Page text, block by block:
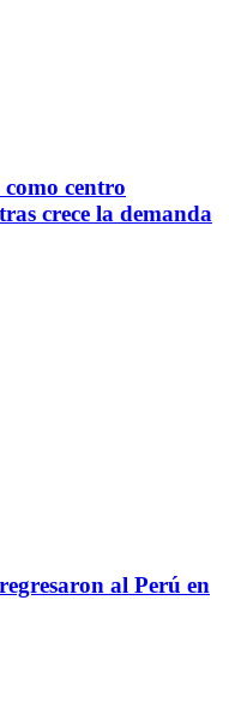
centro
crece la demanda
al Perú en